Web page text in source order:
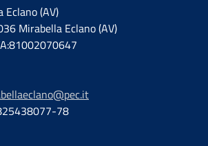
Eclano (AV)
Mirabella Eclano (AV)
78